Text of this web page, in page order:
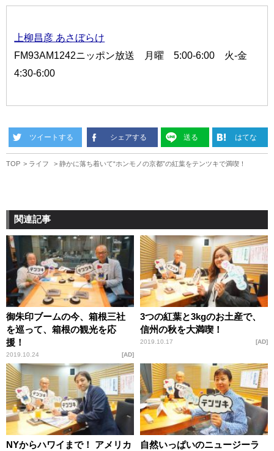
上柳昌彦 あさぼらけ
FM93AM1242ニッポン放送 月曜 5:00-6:00 火-金
4:30-6:00
ツイートする シェアする 送る はてな
TOP ライフ 静かに落ち着いて“ホンモノの京都”の紅葉をテンツキで満喫！
関連記事
御朱印ブームの今、箱根三社
を巡って、箱根の観光を応
援！
2019.10.24 AD
3つの紅葉と3kgのお土産で、
信州の秋を大満喫！
2019.10.17 AD
NYからハワイまで！ アメリカ
自然いっぱいのニュージーラ